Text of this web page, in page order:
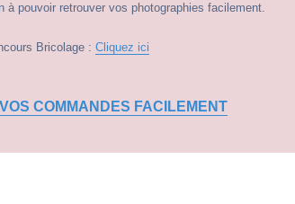
à pouvoir retrouver vos photographies facilement.
Bricolage : Cliquez ici
COMMANDES FACILEMENT